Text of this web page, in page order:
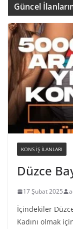
Güncel
KONS IŞ ILANLARI
Düzce
17 Şubat 2025
İçindekiler
Kadını olmak